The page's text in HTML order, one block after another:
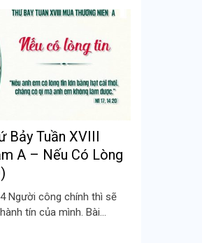
Bảy Tuần XVIII
A – Nếu Có Lòng
Người công chính thì sẽ
tín của mình. Bài...